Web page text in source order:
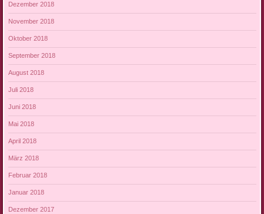
Dezember 2018
November 2018
Oktober 2018
September 2018
August 2018
Juli 2018
Juni 2018
Mai 2018
April 2018
März 2018
Februar 2018
Januar 2018
Dezember 2017